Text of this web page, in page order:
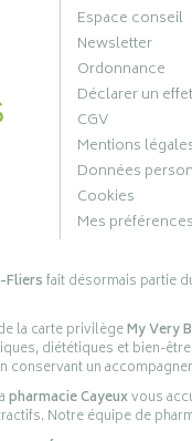
Espace conseil
Newsletter
Ordonnance
Déclarer un
CGV
Mentions
Données
Cookies
Mes
Fliersfait désormais partie
la carte privilègeMy Very
diététiques et bien-
conservant un
pharmacie Cayeuxvous
Notre équipe de